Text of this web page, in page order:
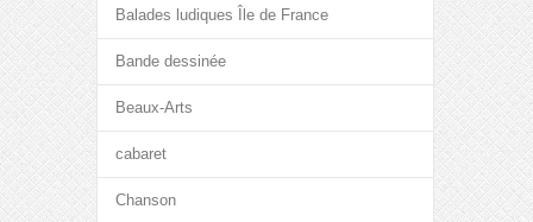
Balades ludiques Île de France
Bande dessinée
Beaux-Arts
cabaret
Chanson